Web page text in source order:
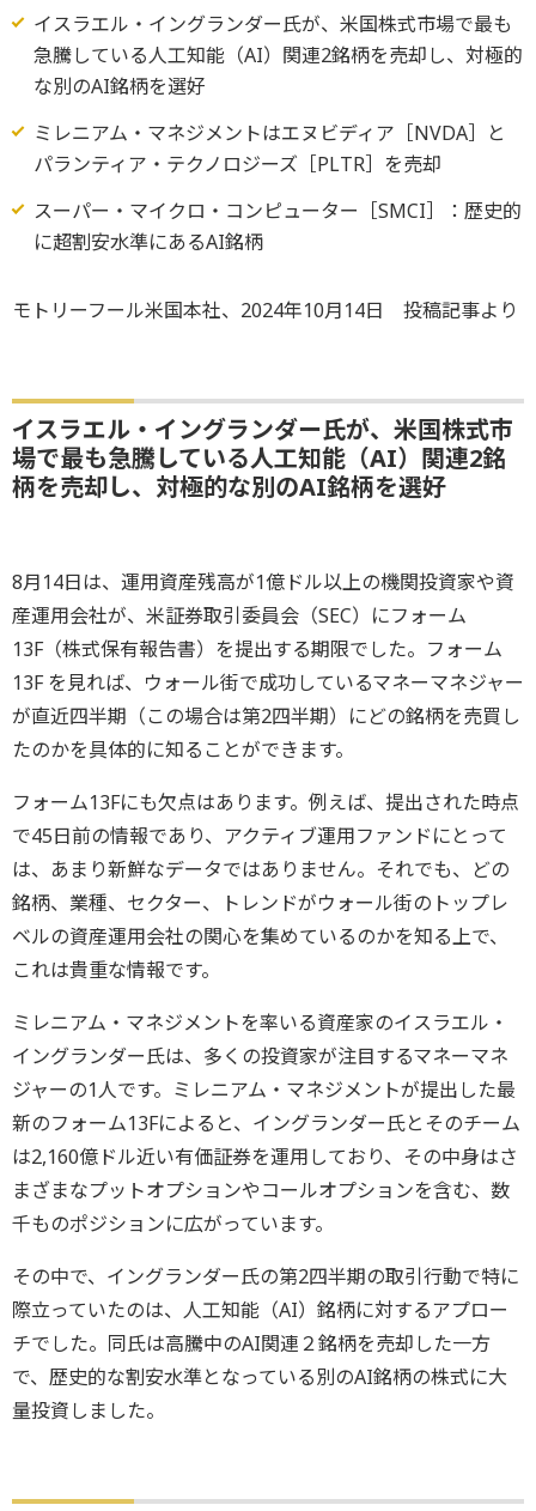
イスラエル・イングランダー氏が、米国株式市場で最も
急騰している人工知能（AI）関連2銘柄を売却し、対極的
な別のAI銘柄を選好
ミレニアム・マネジメントはエヌビディア［NVDA］と
パランティア・テクノロジーズ［PLTR］を売却
スーパー・マイクロ・コンピューター［SMCI］：歴史的
に超割安水準にあるAI銘柄
モトリーフール米国本社、2024年10月14日 投稿記事より
イスラエル・イングランダー氏が、米国株式市
場で最も急騰している人工知能（AI）関連2銘
柄を売却し、対極的な別のAI銘柄を選好
8月14日は、運用資産残高が1億ドル以上の機関投資家や資
産運用会社が、米証券取引委員会（SEC）にフォーム
13F（株式保有報告書）を提出する期限でした。フォーム
13F を見れば、ウォール街で成功しているマネーマネジャー
が直近四半期（この場合は第2四半期）にどの銘柄を売買し
たのかを具体的に知ることができます。
フォーム13Fにも欠点はあります。例えば、提出された時点
で45日前の情報であり、アクティブ運用ファンドにとって
は、あまり新鮮なデータではありません。それでも、どの
銘柄、業種、セクター、トレンドがウォール街のトップレ
ベルの資産運用会社の関心を集めているのかを知る上で、
これは貴重な情報です。
ミレニアム・マネジメントを率いる資産家のイスラエル・
イングランダー氏は、多くの投資家が注目するマネーマネ
ジャーの1人です。ミレニアム・マネジメントが提出した最
新のフォーム13Fによると、イングランダー氏とそのチーム
は2,160億ドル近い有価証券を運用しており、その中身はさ
まざまなプットオプションやコールオプションを含む、数
千ものポジションに広がっています。
その中で、イングランダー氏の第2四半期の取引行動で特に
際立っていたのは、人工知能（AI）銘柄に対するアプロー
チでした。同氏は高騰中のAI関連２銘柄を売却した一方
で、歴史的な割安水準となっている別のAI銘柄の株式に大
量投資しました。